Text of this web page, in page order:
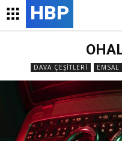
HBP
DAVA ÇEŞITLERI EMSAL